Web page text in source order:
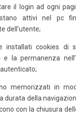
il login ad ogni
attivi nel pc
dell’utente;
installati cookies di
e la permanenza
memorizzati in
durata della
con la chiusura